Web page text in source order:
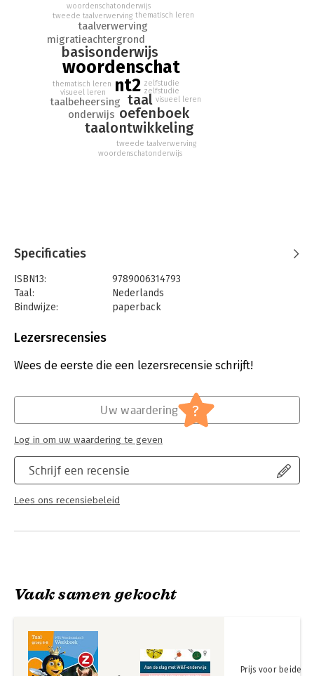
nodige inprenting.
Het volgende leerdoel komt aan bod in deze uitgave:
- Ik oefen het schrijven van verschillende woorden aan de
hand van plaatjes.
Dit is de vernieuwde editie van:
9789026224928 Stenvert 3-8 Taal NT2-blok Woordenschat B
WB (5ex)
nt2
woordenschat
taal
basisonderwijs
oefenboek
taalontwikkeling
taalbeheersing
onderwijs
migratieachtergrond
taalverwerving
zelfstudie
visueel leren
tweede taalverwerving
woordenschatonderwijs
thematisch leren
zelfstudie
visueel leren
tweede taalverwerving
woordenschatonderwijs
thematisch leren
Specificaties
ISBN13:
9789006314793
Taal:
Nederlands
Bindwijze:
paperback
Uitgever:
Verschijningsdatum:
22-5-2019
Lezersrecensies
Wees de eerste die een lezersrecensie schrijft!
Schrijf een recensie
Lees ons recensiebeleid
Uw waardering ?
Log in om uw waardering te geven
Vaak samen gekocht
Prijs voor beide